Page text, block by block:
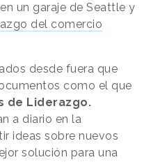
un garaje de Seattle y
del comercio
desde fuera que
como el que
de Liderazgo.
a diario en la
ideas sobre nuevos
solución para una